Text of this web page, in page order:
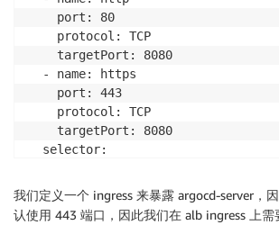
    port: 80
    protocol: TCP
    targetPort: 8080
  - name: https
    port: 443
    protocol: TCP
    targetPort: 8080
  selector:
  type: ClusterIP
我们定义一个 ingress 来暴露 argocd-server，
认使用 443 端口，因此我们在 alb ingress 上需